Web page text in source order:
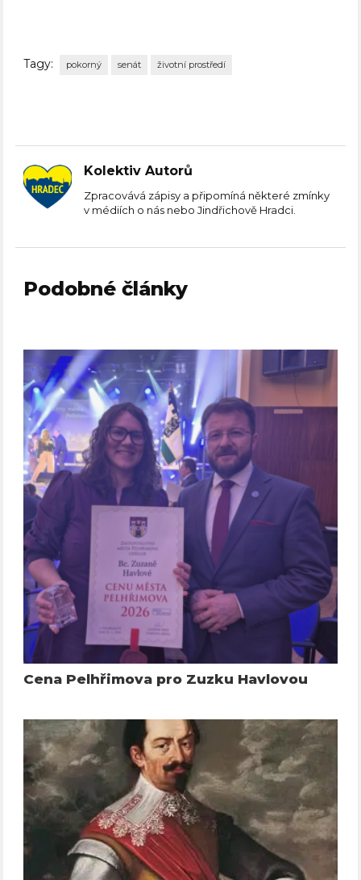
Tagy: pokorný senát životní prostředí
Kolektiv Autorů
Zpracovává zápisy a připomíná některé zmínky
v médiích o nás nebo Jindřichově Hradci.
Podobné články
Cena Pelhřimova pro Zuzku Havlovou